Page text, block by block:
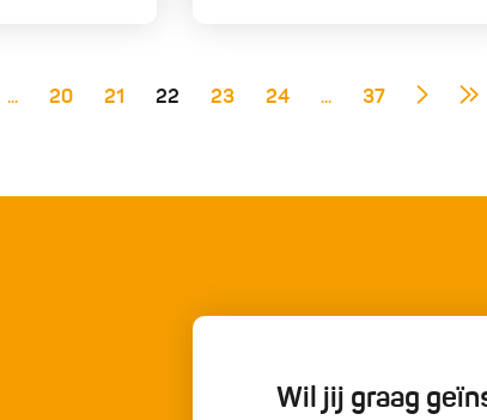
... 20 21 22 23 24 ... 37
Wil jij graag